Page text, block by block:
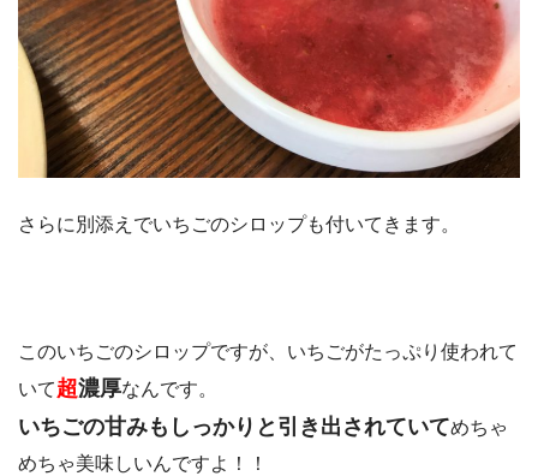
さらに別添えでいちごのシロップも付いてきます。
このいちごのシロップですが、いちごがたっぷり使われて
いて超濃厚なんです。
いちごの甘みもしっかりと引き出されていてめちゃ
めちゃ美味しいんですよ！！